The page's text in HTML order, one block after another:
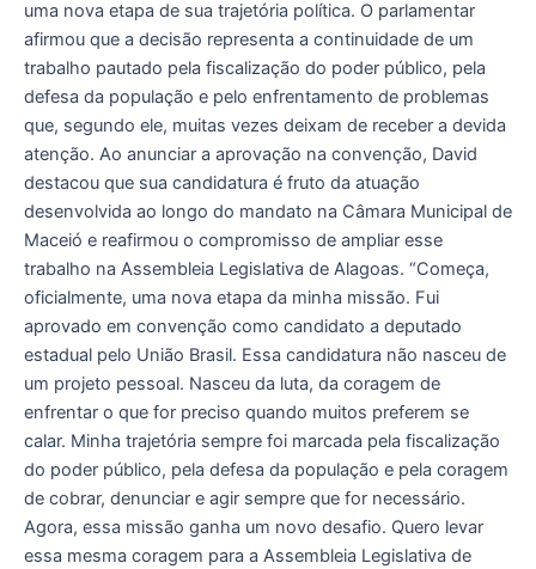
uma nova etapa de sua trajetória política. O parlamentar
afirmou que a decisão representa a continuidade de um
trabalho pautado pela fiscalização do poder público, pela
defesa da população e pelo enfrentamento de problemas
que, segundo ele, muitas vezes deixam de receber a devida
atenção. Ao anunciar a aprovação na convenção, David
destacou que sua candidatura é fruto da atuação
desenvolvida ao longo do mandato na Câmara Municipal de
Maceió e reafirmou o compromisso de ampliar esse
trabalho na Assembleia Legislativa de Alagoas. “Começa,
oficialmente, uma nova etapa da minha missão. Fui
aprovado em convenção como candidato a deputado
estadual pelo União Brasil. Essa candidatura não nasceu de
um projeto pessoal. Nasceu da luta, da coragem de
enfrentar o que for preciso quando muitos preferem se
calar. Minha trajetória sempre foi marcada pela fiscalização
do poder público, pela defesa da população e pela coragem
de cobrar, denunciar e agir sempre que for necessário.
Agora, essa missão ganha um novo desafio. Quero levar
essa mesma coragem para a Assembleia Legislativa de
inicia
caminhada
rumo
à
Assembleia
Legislativa